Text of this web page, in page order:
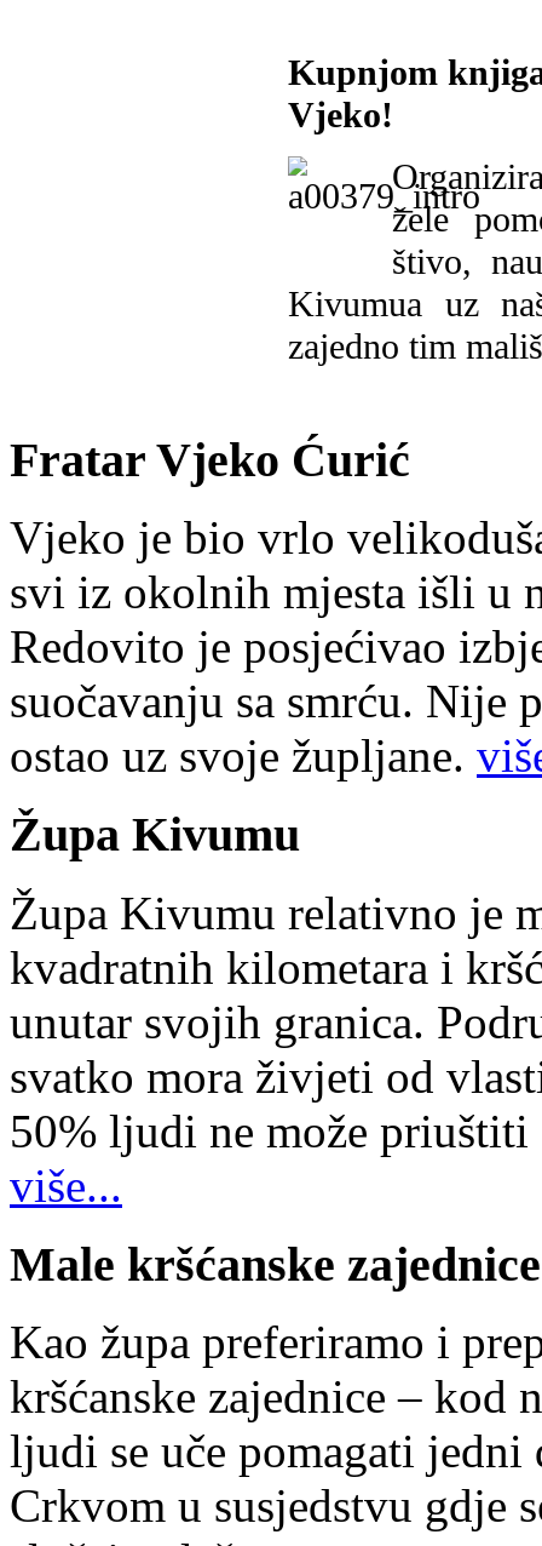
Kupnjom
Vjeko!
žele
štivo,
Kivumua uz
zajedno tim
Fratar Vjeko Ćurić
Vjeko je bio vrlo
svi iz okolnih mjesta išli u
Redovito je posjećivao
suočavanju sa smrću. Nije
ostao uz svoje župljane.
Župa Kivumu
Župa Kivumu relativno je
kvadratnih kilometara i
unutar svojih granica.
svatko mora živjeti od
50% ljudi ne može
više...
Male kršćanske zajednice
Kao župa preferiramo i
kršćanske zajednice – kod
ljudi se uče pomagati
Crkvom u susjedstvu gdje